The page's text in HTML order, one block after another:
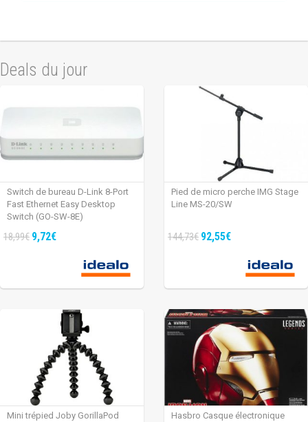
Deals du jour
Switch de bureau D-Link 8-Port
Fast Ethernet Easy Desktop
Switch (GO-SW-8E)
18,99€ 9,72€
Pied de micro perche IMG Stage
Line MS-20/SW
144,73€ 92,55€
Mini trépied Joby GorillaPod
Hasbro Casque électronique